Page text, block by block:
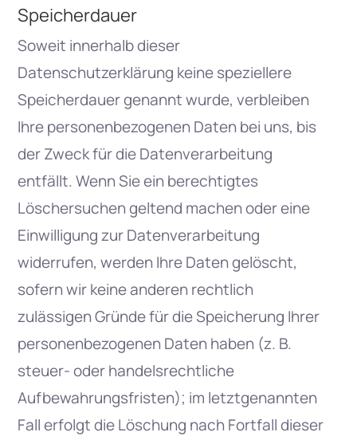
Speicherdauer
Soweit innerhalb dieser
Datenschutzerklärung keine speziellere
Speicherdauer genannt wurde, verbleiben
Ihre personenbezogenen Daten bei uns, bis
der Zweck für die Datenverarbeitung
entfällt. Wenn Sie ein berechtigtes
Löschersuchen geltend machen oder eine
Einwilligung zur Datenverarbeitung
widerrufen, werden Ihre Daten gelöscht,
sofern wir keine anderen rechtlich
zulässigen Gründe für die Speicherung Ihrer
personenbezogenen Daten haben (z. B.
steuer- oder handelsrechtliche
Aufbewahrungsfristen); im letztgenannten
Fall erfolgt die Löschung nach Fortfall dieser